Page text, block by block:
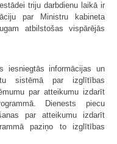
triju darbdienu laikā ir
par Ministru kabineta
atbilstošas vispārējās
iesniegtās informācijas un
sistēmā par izglītības
par atteikumu izdarīt
Dienests piecu
par atteikumu izdarīt
paziņo to izglītības